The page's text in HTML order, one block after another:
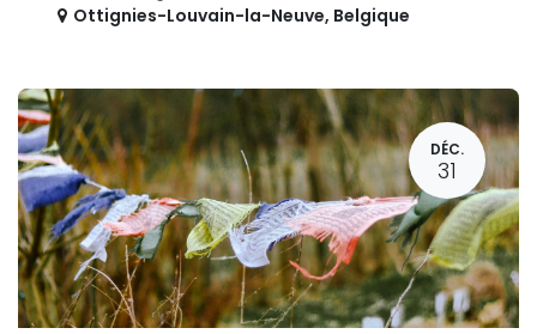
Ottignies-Louvain-la-Neuve, Belgique
DÉC.
31